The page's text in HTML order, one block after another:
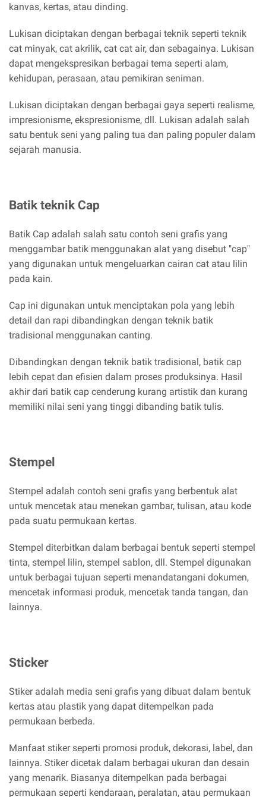
kanvas, kertas, atau dinding.
Lukisan diciptakan dengan berbagai teknik seperti teknik
cat minyak, cat akrilik, cat cat air, dan sebagainya. Lukisan
dapat mengekspresikan berbagai tema seperti alam,
kehidupan, perasaan, atau pemikiran seniman.
Lukisan diciptakan dengan berbagai gaya seperti realisme,
impresionisme, ekspresionisme, dll. Lukisan adalah salah
satu bentuk seni yang paling tua dan paling populer dalam
sejarah manusia.
Batik teknik Cap
Batik Cap adalah salah satu contoh seni grafis yang
menggambar batik menggunakan alat yang disebut "cap"
yang digunakan untuk mengeluarkan cairan cat atau lilin
pada kain.
Cap ini digunakan untuk menciptakan pola yang lebih
detail dan rapi dibandingkan dengan teknik batik
tradisional menggunakan canting.
Dibandingkan dengan teknik batik tradisional, batik cap
lebih cepat dan efisien dalam proses produksinya. Hasil
akhir dari batik cap cenderung kurang artistik dan kurang
memiliki nilai seni yang tinggi dibanding batik tulis.
Stempel
Stempel adalah contoh seni grafis yang berbentuk alat
untuk mencetak atau menekan gambar, tulisan, atau kode
pada suatu permukaan kertas.
Stempel diterbitkan dalam berbagai bentuk seperti stempel
tinta, stempel lilin, stempel sablon, dll. Stempel digunakan
untuk berbagai tujuan seperti menandatangani dokumen,
mencetak informasi produk, mencetak tanda tangan, dan
lainnya.
Sticker
Stiker adalah media seni grafis yang dibuat dalam bentuk
kertas atau plastik yang dapat ditempelkan pada
permukaan berbeda.
Manfaat stiker seperti promosi produk, dekorasi, label, dan
lainnya. Stiker dicetak dalam berbagai ukuran dan desain
yang menarik. Biasanya ditempelkan pada berbagai
permukaan seperti kendaraan, peralatan, atau permukaan